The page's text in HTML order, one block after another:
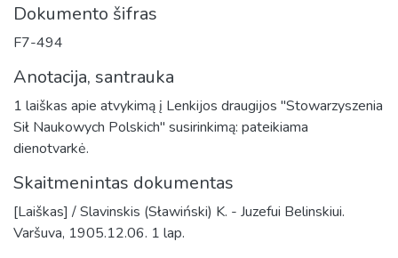
Dokumento šifras
F7-494
Anotacija, santrauka
1 laiškas apie atvykimą į Lenkijos draugijos "Stowarzyszenia
Sił Naukowych Polskich" susirinkimą: pateikiama
dienotvarkė.
Skaitmenintas dokumentas
[Laiškas] / Slavinskis (Sławiński) K. - Juzefui Belinskiui.
Varšuva, 1905.12.06. 1 lap.